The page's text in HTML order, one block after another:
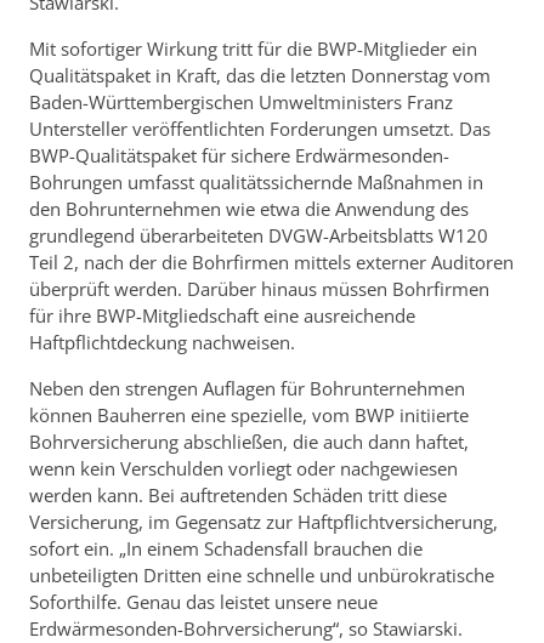
Mit sofortiger Wirkung tritt für die BWP-Mitglieder ein
Qualitätspaket in Kraft, das die letzten Donnerstag vom
Baden-Württembergischen Umweltministers Franz
Untersteller veröffentlichten Forderungen umsetzt. Das
BWP-Qualitätspaket für sichere Erdwärmesonden-
Bohrungen umfasst qualitätssichernde Maßnahmen in
den Bohrunternehmen wie etwa die Anwendung des
grundlegend überarbeiteten DVGW-Arbeitsblatts W120
Teil 2, nach der die Bohrfirmen mittels externer Auditoren
überprüft werden. Darüber hinaus müssen Bohrfirmen
für ihre BWP-Mitgliedschaft eine ausreichende
Haftpflichtdeckung nachweisen.
Neben den strengen Auflagen für Bohrunternehmen
können Bauherren eine spezielle, vom BWP initiierte
Bohrversicherung abschließen, die auch dann haftet,
wenn kein Verschulden vorliegt oder nachgewiesen
werden kann. Bei auftretenden Schäden tritt diese
Versicherung, im Gegensatz zur Haftpflichtversicherung,
sofort ein. „In einem Schadensfall brauchen die
unbeteiligten Dritten eine schnelle und unbürokratische
Soforthilfe. Genau das leistet unsere neue
Erdwärmesonden-Bohrversicherung“, so Stawiarski.